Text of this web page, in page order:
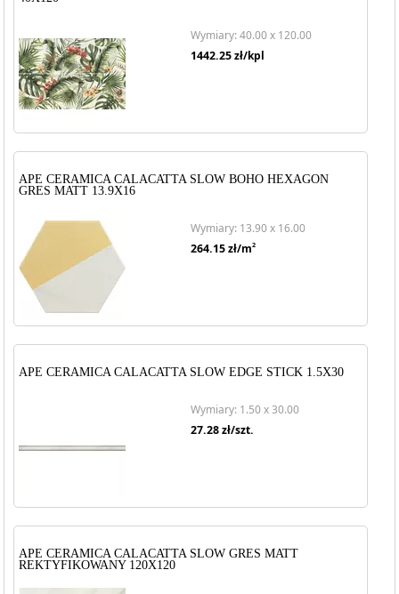
Wymiary: 40.00 x 120.00
1442.25zł/kpl
APE CERAMICA CALACATTA SLOW BOHO HEXAGON
GRES MATT 13.9X16
Wymiary: 13.90 x 16.00
264.15zł/m2
APE CERAMICA CALACATTA SLOW EDGE STICK 1.5X30
Wymiary: 1.50 x 30.00
27.28zł/szt.
APE CERAMICA CALACATTA SLOW GRES MATT
REKTYFIKOWANY 120X120